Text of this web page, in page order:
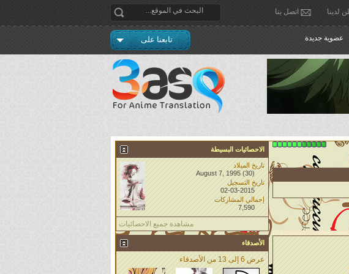
اتصل بنا
عضوية جديدة تابعنا على
الاحصائيات البسيطة
تاريخ الميلاد
August 7, 1995 (30)
تاريخ التسجيل
02-03-2015
إجمالي المشاركات
7,590
مشاهدة جميع الاحصائيات
الأصدقاء
عرض 6 إلى 13 من الأصدقاء